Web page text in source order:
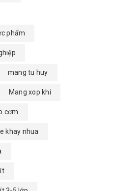
phẩm
mang tu huy
Mang xop khi
cơm
khay nhua